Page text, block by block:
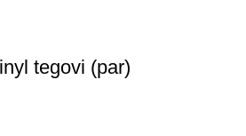
tegovi (par)